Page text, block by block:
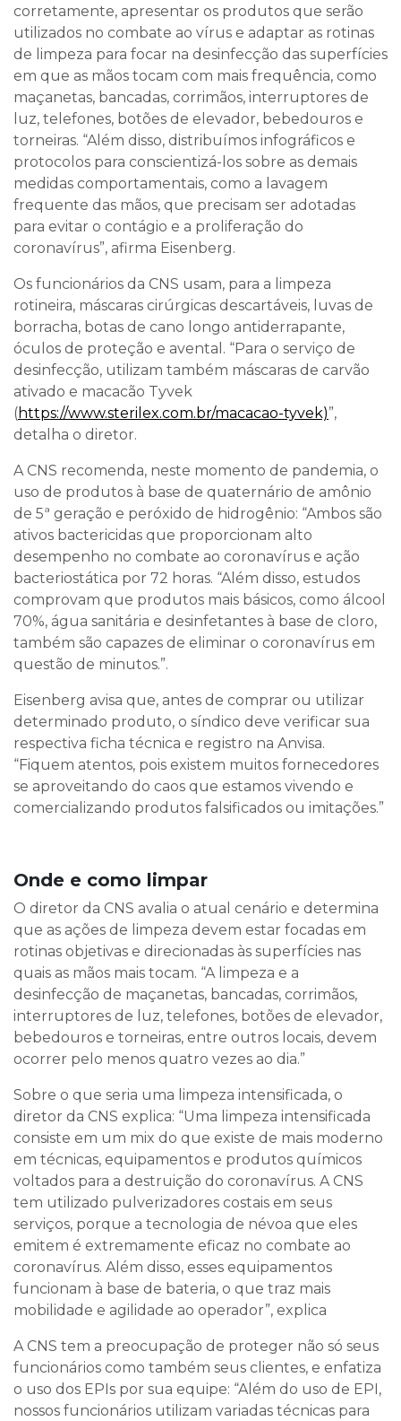
corretamente, apresentar os produtos que serão
utilizados no combate ao vírus e adaptar as rotinas
de limpeza para focar na desinfecção das superfícies
em que as mãos tocam com mais frequência, como
maçanetas, bancadas, corrimãos, interruptores de
luz, telefones, botões de elevador, bebedouros e
torneiras. “Além disso, distribuímos infográficos e
protocolos para conscientizá-los sobre as demais
medidas comportamentais, como a lavagem
frequente das mãos, que precisam ser adotadas
para evitar o contágio e a proliferação do
coronavírus”, afirma Eisenberg.
Os funcionários da CNS usam, para a limpeza
rotineira, máscaras cirúrgicas descartáveis, luvas de
borracha, botas de cano longo antiderrapante,
óculos de proteção e avental. “Para o serviço de
desinfecção, utilizam também máscaras de carvão
ativado e macacão Tyvek
(https://www.sterilex.com.br/macacao-tyvek)”,
detalha o diretor.
A CNS recomenda, neste momento de pandemia, o
uso de produtos à base de quaternário de amônio
de 5ª geração e peróxido de hidrogênio: “Ambos são
ativos bactericidas que proporcionam alto
desempenho no combate ao coronavírus e ação
bacteriostática por 72 horas. “Além disso, estudos
comprovam que produtos mais básicos, como álcool
70%, água sanitária e desinfetantes à base de cloro,
também são capazes de eliminar o coronavírus em
questão de minutos.”.
Eisenberg avisa que, antes de comprar ou utilizar
determinado produto, o síndico deve verificar sua
respectiva ficha técnica e registro na Anvisa.
“Fiquem atentos, pois existem muitos fornecedores
se aproveitando do caos que estamos vivendo e
comercializando produtos falsificados ou imitações.”
Onde e como limpar
O diretor da CNS avalia o atual cenário e determina
que as ações de limpeza devem estar focadas em
rotinas objetivas e direcionadas às superfícies nas
quais as mãos mais tocam. “A limpeza e a
desinfecção de maçanetas, bancadas, corrimãos,
interruptores de luz, telefones, botões de elevador,
bebedouros e torneiras, entre outros locais, devem
ocorrer pelo menos quatro vezes ao dia.”
Sobre o que seria uma limpeza intensificada, o
diretor da CNS explica: “Uma limpeza intensificada
consiste em um mix do que existe de mais moderno
em técnicas, equipamentos e produtos químicos
voltados para a destruição do coronavírus. A CNS
tem utilizado pulverizadores costais em seus
serviços, porque a tecnologia de névoa que eles
emitem é extremamente eficaz no combate ao
coronavírus. Além disso, esses equipamentos
funcionam à base de bateria, o que traz mais
mobilidade e agilidade ao operador”, explica
A CNS tem a preocupação de proteger não só seus
funcionários como também seus clientes, e enfatiza
o uso dos EPIs por sua equipe: “Além do uso de EPI,
nossos funcionários utilizam variadas técnicas para